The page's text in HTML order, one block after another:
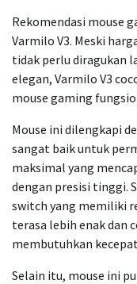
Rekomendasi mouse
Varmilo V3. Meski
tidak perlu diragukan
elegan, Varmilo V3
mouse gaming
Mouse ini dilengkapi
sangat baik untuk
maksimal yang
dengan presisi tinggi.
switch yang memiliki
terasa lebih enak dan
membutuhkan
Selain itu, mouse ini